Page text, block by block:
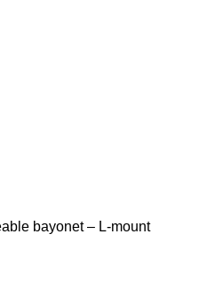
bayonet – L-mount